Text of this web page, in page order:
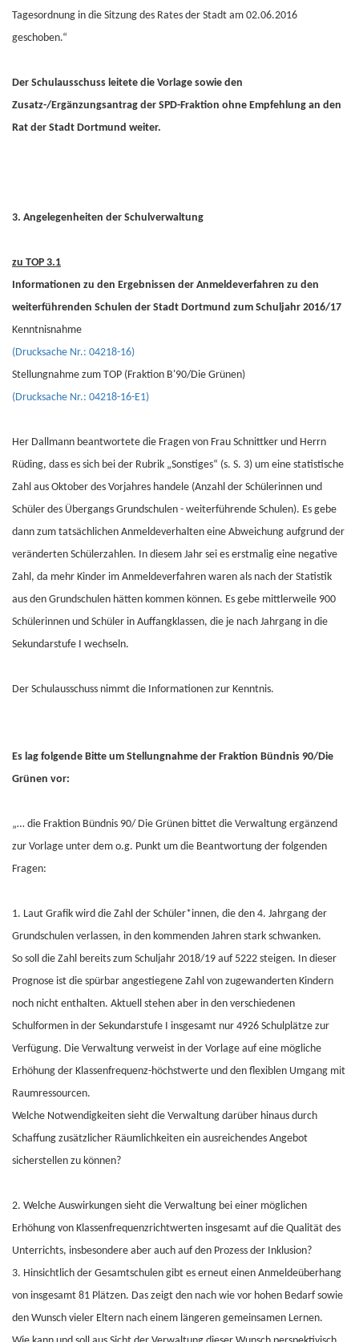
Tagesordnung in die Sitzung des Rates der Stadt am 02.06.2016
geschoben.“
Der Schulausschuss leitete die Vorlage sowie den
Zusatz-/Ergänzungsantrag der SPD-Fraktion ohne Empfehlung an den
Rat der Stadt Dortmund weiter.
3. Angelegenheiten der Schulverwaltung
zu TOP 3.1
Informationen zu den Ergebnissen der Anmeldeverfahren zu den
weiterführenden Schulen der Stadt Dortmund zum Schuljahr 2016/17
Kenntnisnahme
(Drucksache Nr.: 04218-16)
Stellungnahme zum TOP (Fraktion B'90/Die Grünen)
(Drucksache Nr.: 04218-16-E1)
Her Dallmann beantwortete die Fragen von Frau Schnittker und Herrn
Rüding, dass es sich bei der Rubrik „Sonstiges“ (s. S. 3) um eine statistische
Zahl aus Oktober des Vorjahres handele (Anzahl der Schülerinnen und
Schüler des Übergangs Grundschulen - weiterführende Schulen). Es gebe
dann zum tatsächlichen Anmeldeverhalten eine Abweichung aufgrund der
veränderten Schülerzahlen. In diesem Jahr sei es erstmalig eine negative
Zahl, da mehr Kinder im Anmeldeverfahren waren als nach der Statistik
aus den Grundschulen hätten kommen können. Es gebe mittlerweile 900
Schülerinnen und Schüler in Auffangklassen, die je nach Jahrgang in die
Sekundarstufe I wechseln.
Der Schulausschuss nimmt die Informationen zur Kenntnis.
Es lag folgende Bitte um Stellungnahme der Fraktion Bündnis 90/Die
Grünen vor:
„… die Fraktion Bündnis 90/ Die Grünen bittet die Verwaltung ergänzend
zur Vorlage unter dem o.g. Punkt um die Beantwortung der folgenden
Fragen:
1. Laut Grafik wird die Zahl der Schüler*innen, die den 4. Jahrgang der
Grundschulen verlassen, in den kommenden Jahren stark schwanken.
So soll die Zahl bereits zum Schuljahr 2018/19 auf 5222 steigen. In dieser
Prognose ist die spürbar angestiegene Zahl von zugewanderten Kindern
noch nicht enthalten. Aktuell stehen aber in den verschiedenen
Schulformen in der Sekundarstufe I insgesamt nur 4926 Schulplätze zur
Verfügung. Die Verwaltung verweist in der Vorlage auf eine mögliche
Erhöhung der Klassenfrequenz-höchstwerte und den flexiblen Umgang mit
Raumressourcen.
Welche Notwendigkeiten sieht die Verwaltung darüber hinaus durch
Schaffung zusätzlicher Räumlichkeiten ein ausreichendes Angebot
sicherstellen zu können?
2. Welche Auswirkungen sieht die Verwaltung bei einer möglichen
Erhöhung von Klassenfrequenzrichtwerten insgesamt auf die Qualität des
Unterrichts, insbesondere aber auch auf den Prozess der Inklusion?
3. Hinsichtlich der Gesamtschulen gibt es erneut einen Anmeldeüberhang
von insgesamt 81 Plätzen. Das zeigt den nach wie vor hohen Bedarf sowie
den Wunsch vieler Eltern nach einem längeren gemeinsamen Lernen.